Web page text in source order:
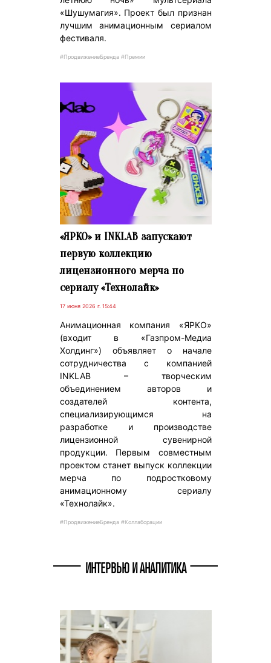
«Шушумагия». Проект был признан
лучшим анимационным сериалом
фестиваля.
#ПродвижениеБренда #Премии
«ЯРКО» и INKLAB запускают
первую коллекцию
лицензионного мерча по
сериалу «Технолайк»
17 июня 2026 г. 15:44
Анимационная компания «ЯРКО»
(входит в «Газпром-Медиа
Холдинг») объявляет о начале
сотрудничества с компанией
INKLAB – творческим
объединением авторов и
создателей контента,
специализирующимся на
разработке и производстве
лицензионной сувенирной
продукции. Первым совместным
проектом станет выпуск коллекции
мерча по подростковому
анимационному сериалу
«Технолайк».
#ПродвижениеБренда #Коллаборации
ИНТЕРВЬЮ И АНАЛИТИКА